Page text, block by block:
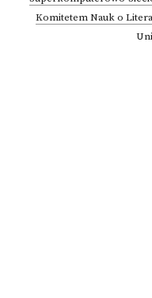
Komitetem Nauk o